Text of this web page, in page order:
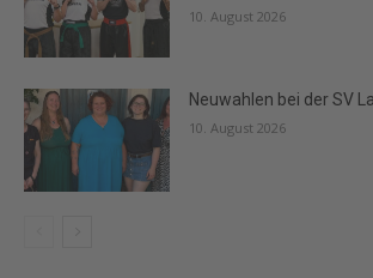
10. August 2026
Neuwahlen bei der SV
10. August 2026